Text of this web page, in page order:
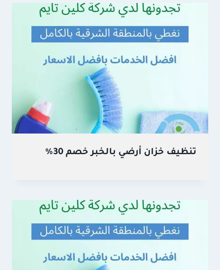
تنظيف خزان أرضي بالخبر خصم 30%